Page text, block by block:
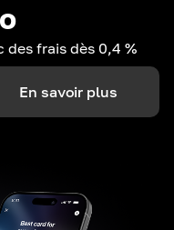
des frais dès 0,4 %
En savoir plus